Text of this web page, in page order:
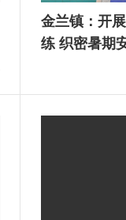
金兰镇：开
练 织密暑期